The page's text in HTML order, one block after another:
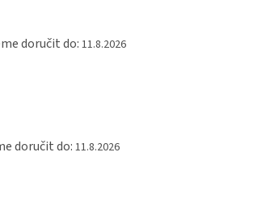
doručit do: 11.8.2026
doručit do: 11.8.2026